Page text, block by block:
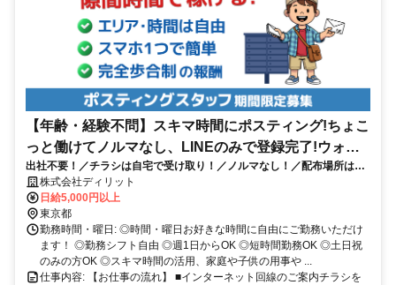
【年齢・経験不問】スキマ時間にポスティング!ちょこ
っと働けてノルマなし、LINEのみで登録完了!ウォー
キング好きにも好評 業務委託求人 | 東京都[S2]
出社不要！／チラシは自宅で受け取り！／ノルマなし！／配布場所は希
望制！／最短翌日採用！
株式会社ディリット
日給5,000円以上
東京都
勤務時間・曜日: ◎時間・曜日お好きな時間に自由にご勤務いただけ
ます！ ◎勤務シフト自由 ◎週1日からOK ◎短時間勤務OK ◎土日祝
のみの方OK ◎スキマ時間の活用、家庭や子供の用事や ...
仕事内容: 【お仕事の流れ】 ■インターネット回線のご案内チラシを